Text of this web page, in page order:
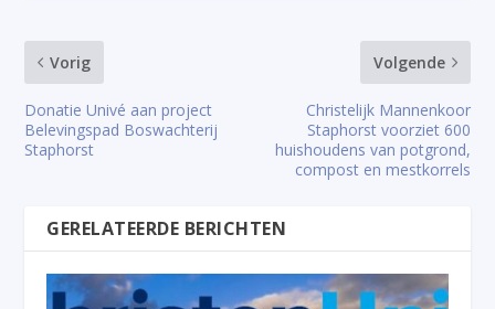
Vorig
Donatie Univé aan project
Belevingspad Boswachterij
Staphorst
Volgende
Christelijk Mannenkoor
Staphorst voorziet 600
huishoudens van potgrond,
compost en mestkorrels
GERELATEERDE BERICHTEN